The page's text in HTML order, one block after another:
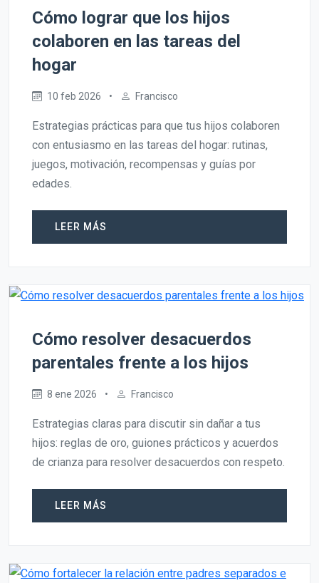
Cómo lograr que los hijos
colaboren en las tareas del
hogar
10 feb 2026 • Francisco
Estrategias prácticas para que tus hijos colaboren
con entusiasmo en las tareas del hogar: rutinas,
juegos, motivación, recompensas y guías por
edades.
LEER MÁS
Cómo resolver desacuerdos
parentales frente a los hijos
8 ene 2026 • Francisco
Estrategias claras para discutir sin dañar a tus
hijos: reglas de oro, guiones prácticos y acuerdos
de crianza para resolver desacuerdos con respeto.
LEER MÁS